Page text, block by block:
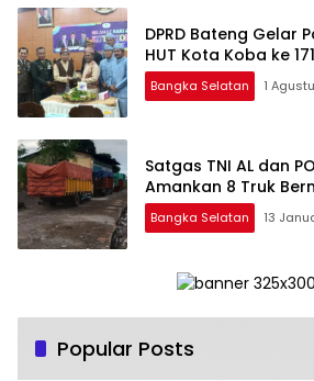
DPRD Bateng Gelar
HUT Kota Koba ke 171
Bangka Selatan 1
Satgas TNI AL dan
Amankan 8 Truk
Bangka Selatan 13
Popular Posts